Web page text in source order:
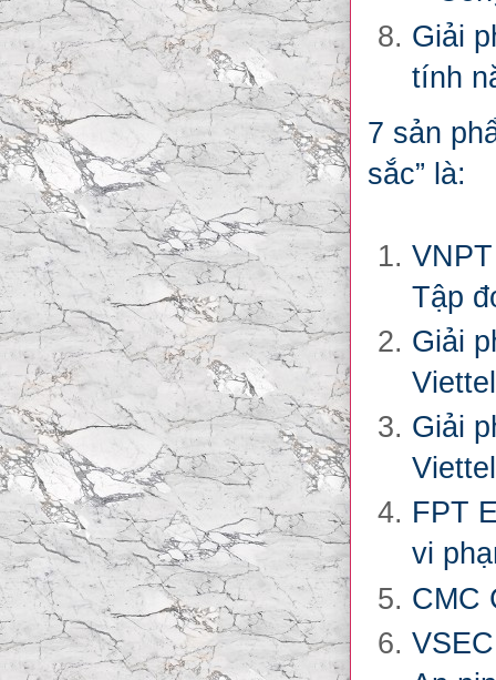
Giải
tính
7 sản
sắc” là:
Tập
Giải
Viettel
Giải
Viettel
FPT
vi
CMC